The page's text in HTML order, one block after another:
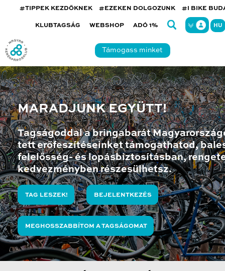
#TIPPEK KEZDŐKNEK #EZEKEN DOLGOZUNK #I BIKE
KLUBTAGSÁG WEBSHOP ADÓ 1% HU
Támogass minket
MARADJUNK EGYÜTT!
Tagságoddal a bringabarát
tett erőfeszítéseinket támogathatod,
felelősség- és lopásbiztosításban,
kedvezményben részesülhetsz.
TAG LESZEK! BEJELENTKEZÉS
MEGHOSSZABBÍTOM A TAGSÁGOMAT